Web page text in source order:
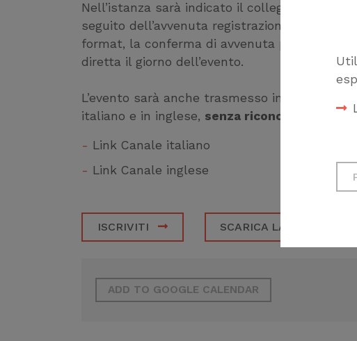
Nell’istanza sarà indicato il collegamento alla
seguito dell’avvenuta registrazione, si
format, la conferma di avvenuta
diretta il giorno dell’evento.
L’evento sarà anche trasmesso in live
italiano e in inglese, senza riconoscimento di
Link Canale italiano
Link Canale inglese
ISCRIVITI SCARICA LA LOCANDINA
ADD TO GOOGLE CALENDAR